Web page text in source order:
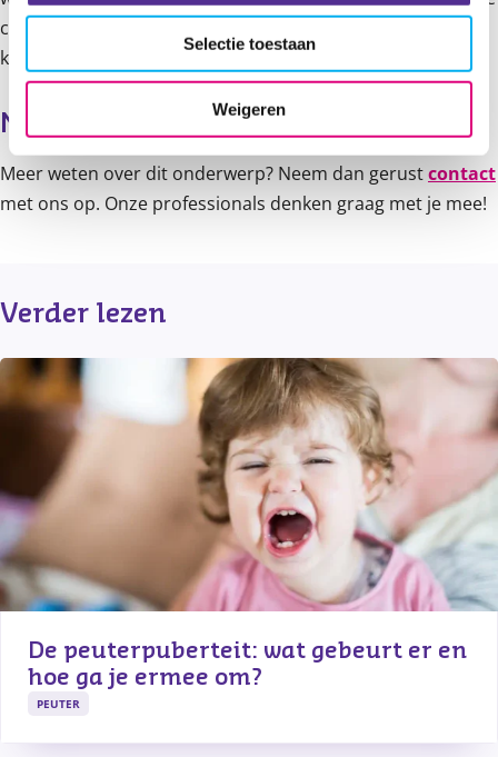
Selectie toestaan
Weigeren
cursus
kan je ook de cursus
Pittige Pubersvolgen.
Meer informatie?
Meer weten over dit onderwerp? Neem dan gerustcontact
met ons op. Onze professionals denken graag met je mee!
Verder lezen
De peuterpuberteit: wat gebeurt er en
hoe ga je ermee om?
PEUTER